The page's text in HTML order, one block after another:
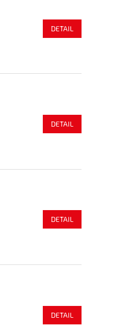
DETAIL
DETAIL
DETAIL
DETAIL